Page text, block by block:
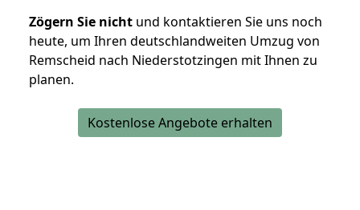
Zögern Sie nicht und kontaktieren Sie uns noch
heute, um Ihren deutschlandweiten Umzug von
Remscheid nach Niederstotzingen mit Ihnen zu
planen.
Kostenlose Angebote erhalten